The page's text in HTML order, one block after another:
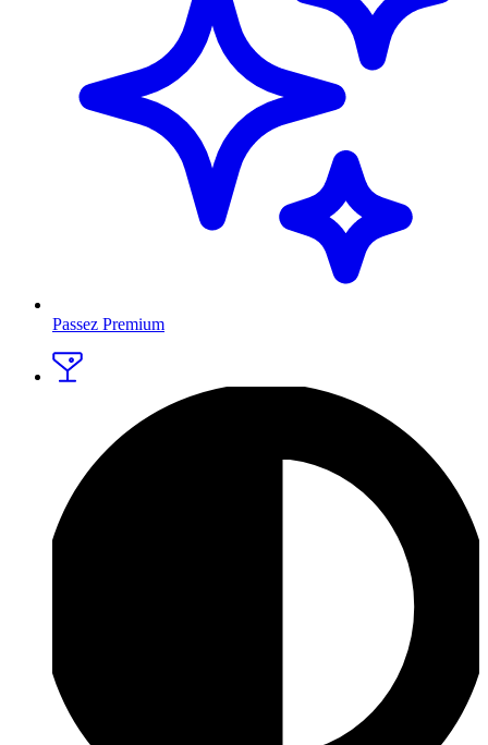
Passez Premium